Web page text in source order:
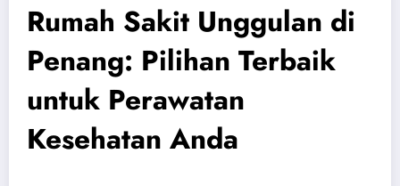
Rumah Sakit Unggulan di
Penang: Pilihan Terbaik
untuk Perawatan
Kesehatan Anda